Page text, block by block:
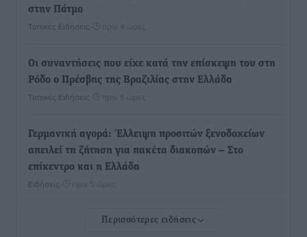
στην Πάτμο
Τοπικές Ειδήσεις πριν 4 ώρες
Οι συναντήσεις που είχε κατά την επίσκεψη του στη
Ρόδο ο Πρέσβης της Βραζιλίας στην Ελλάδα
Τοπικές Ειδήσεις πριν 5 ώρες
Γερμανική αγορά: Έλλειψη προσιτών ξενοδοχείων
απειλεί τη ζήτηση για πακέτα διακοπών – Στο
επίκεντρο και η Ελλάδα
Ειδήσεις πριν 5 ώρες
Νέο ξενοδοχείο στη Ρόδο για την H Hotels –
Περισσότερες ειδήσεις